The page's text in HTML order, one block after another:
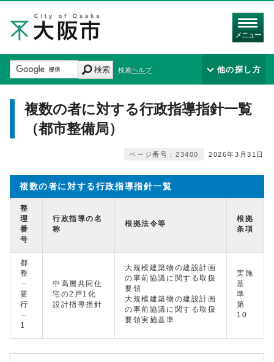
メニュー
検索 検索ヘルプ 他の探し方
複数の者に対する行政指導指針一覧
（都市整備局）
2026年3月31日
ページ番号：23400
複数の者に対する行政指導指針一覧
整
理
番
号
行政指導の名
称
根拠法令等
根拠
条項
都
整
－
要
行
－
1
中高層共同住
宅の2戸1化
設計指導指針
大規模建築物の建設計画
の事前協議に関する取扱
要領
大規模建築物の建設計画
の事前協議に関する取扱
要領実施基準
実施
基
準
第
10